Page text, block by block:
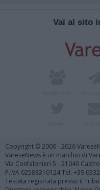
Vai al sito
Copyright © 2000 - 2026
VareseNews è un marchio di
Via Confalonieri 5 - 21040
P.IVA 02588310124 Tel.
Testata registrata presso il